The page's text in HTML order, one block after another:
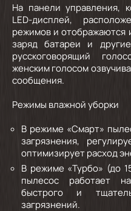
На панели управления,
LED-дисплей,
режимов и отображаются
заряд батареи и
русскоговорящий
женским голосом
сообщения.
Режимы влажной уборки
В режиме «Смарт»
загрязнения,
оптимизирует расход
В режиме «Турбо» (до
пылесос работает
быстрого и
загрязнений.